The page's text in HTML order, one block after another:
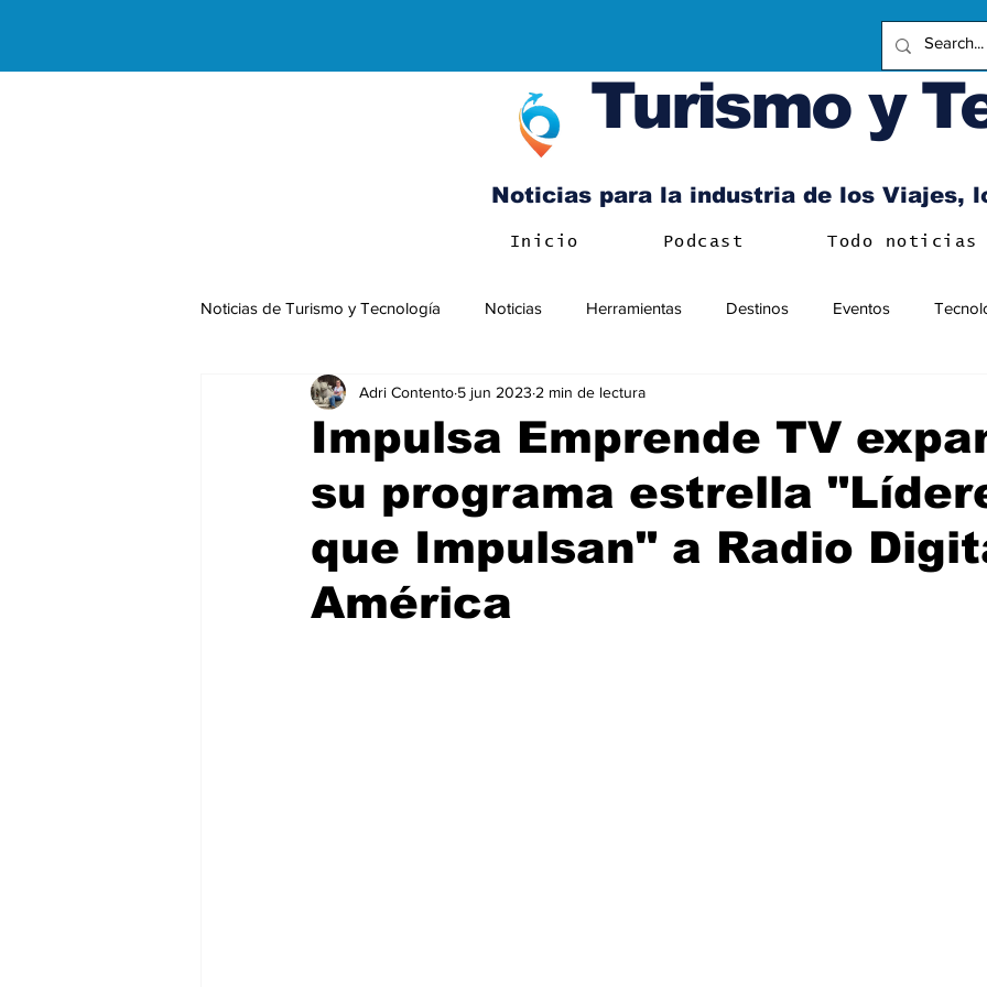
Turismo y
Noticias para la industria de los Viajes,
Inicio Podcast Todo noticias
Noticias de Turismo y Tecnología Noticias Herramientas Destinos Eventos
Negocios Internacionales
Impulsa Emprende TV
su programa estrella
que Impulsan" a Radio
América
Adri Contento 5 jun 2023 2 min de lectura